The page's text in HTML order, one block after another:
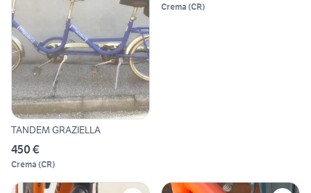
TANDEM GRAZIELLA
450 €
Crema (CR)
Crema (CR)